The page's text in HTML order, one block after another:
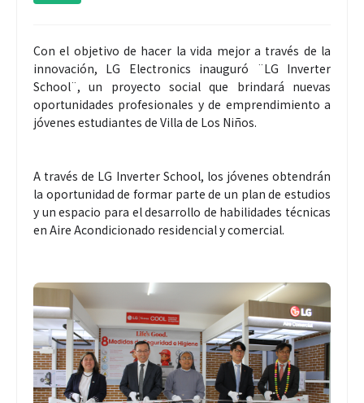
Con el objetivo de hacer la vida mejor a través de la
innovación, LG Electronics inauguró ¨LG Inverter
School¨, un proyecto social que brindará nuevas
oportunidades profesionales y de emprendimiento a
jóvenes estudiantes de Villa de Los Niños.
A través de LG Inverter School, los jóvenes obtendrán
la oportunidad de formar parte de un plan de estudios
y un espacio para el desarrollo de habilidades técnicas
en Aire Acondicionado residencial y comercial.